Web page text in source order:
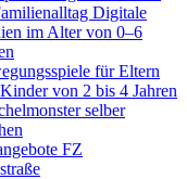
Digitale
im Alter von 0–6
für Eltern
von 2 bis 4 Jahren
selber
FZ